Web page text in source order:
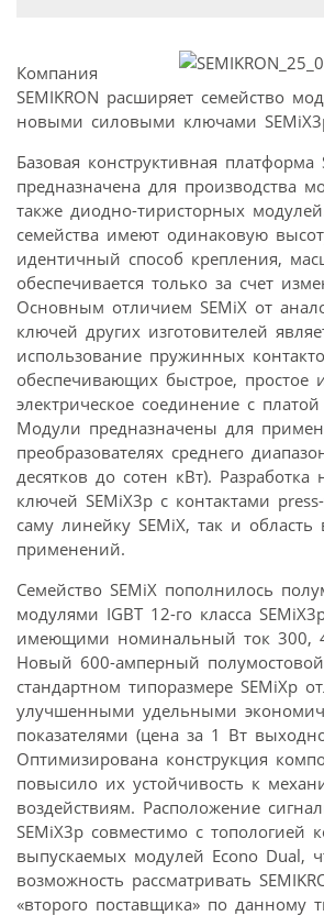
Компания
SEMIKRON расширяет семейство
новыми силовыми ключами
Базовая конструктивная платформа
предназначена для производства
также диодно-тиристорных
семейства имеют одинаковую
идентичный способ крепления,
обеспечивается только за счет
Основным отличием SEMiX от
ключей других изготовителей
использование пружинных
обеспечивающих быстрое, простое
электрическое соединение с
Модули предназначены для
преобразователях среднего
десятков до сотен кВт).
ключей SEMiX3p с контактами
саму линейку SEMiX, так и
применений.
Семейство SEMiX пополнилось
модулями IGBT 12-го класса
имеющими номинальный ток 300,
Новый 600-амперный
стандартном типоразмере SEMiXp
улучшенными удельными
показателями (цена за 1 Вт
Оптимизирована конструкция
повысило их устойчивость к
воздействиям. Расположение
SEMiX3p совместимо с топологией
выпускаемых модулей Econo Dual,
возможность рассматривать
«второго поставщика» по данному